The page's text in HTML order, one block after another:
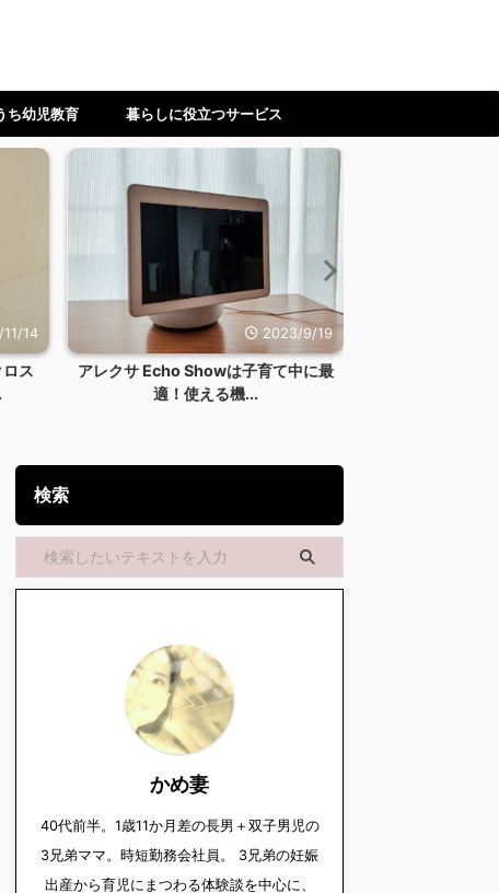
ち幼児教育 暮らしに役立つサービス
14
ロス
2023/9/19
アレクサ Echo Showは子育て中に最
適！使える機...
検索
かめ妻
40代前半。1歳11か月差の長男＋双子男児の
3兄弟ママ。時短勤務会社員。 3兄弟の妊娠
出産から育児にまつわる体験談を中心に、